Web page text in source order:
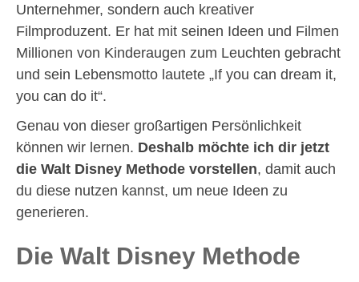
Unternehmer, sondern auch kreativer
Filmproduzent. Er hat mit seinen Ideen und Filmen
Millionen von Kinderaugen zum Leuchten gebracht
und sein Lebensmotto lautete „If you can dream it,
you can do it“.
Genau von dieser großartigen Persönlichkeit
können wir lernen. Deshalb möchte ich dir jetzt
die Walt Disney Methode vorstellen, damit auch
du diese nutzen kannst, um neue Ideen zu
generieren.
Die Walt Disney Methode